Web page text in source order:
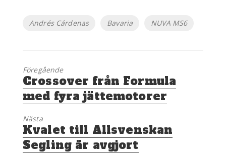
Etiketter
Andrés Cárdenas Bavaria NUVA MS6
Föregående
Föregående
inlägg:
Crossover från Formula
med fyra jättemotorer
Nästa
Nästa
inlägg:
Kvalet till Allsvenskan
Segling är avgjort